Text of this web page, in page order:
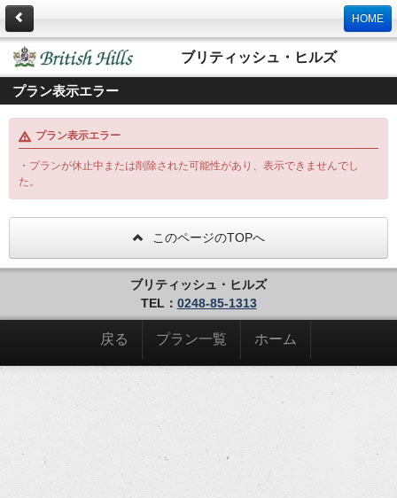
HOME
ブリティッシュ・ヒルズ
プラン表示エラー
プラン表示エラー
・プランが休止中または削除された可能性があり、表示できませんでし
た。
このページのTOPへ
ブリティッシュ・ヒルズ
TEL： 0248-85-1313
戻る プラン一覧 ホーム